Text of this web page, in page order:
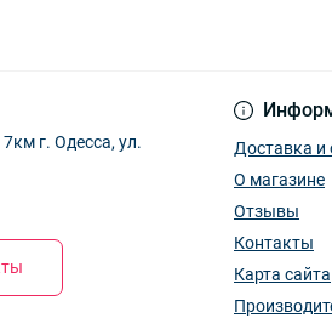
г. Одесса, ул.
Доставка и
О магазине
Отзывы
Контакты
Карта сайта